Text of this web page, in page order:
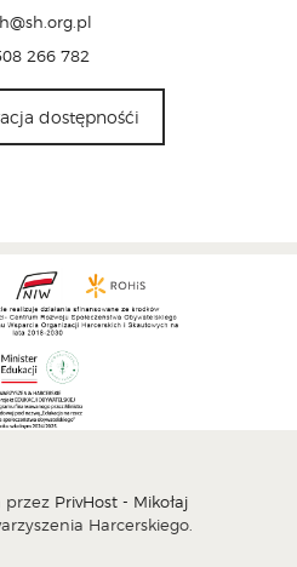
266 782
dostępnośći
przez PrivHost - Mikołaj
Harcerskiego.